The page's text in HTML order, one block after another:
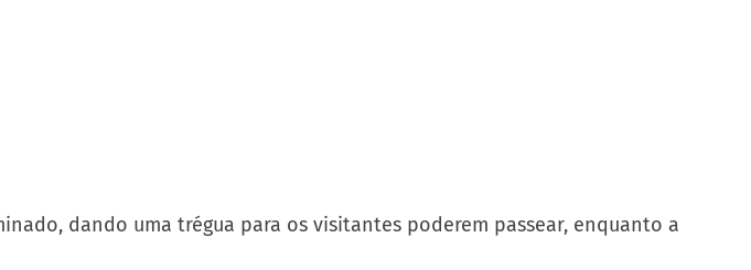
dando uma trégua para os visitantes poderem passear, enquanto a